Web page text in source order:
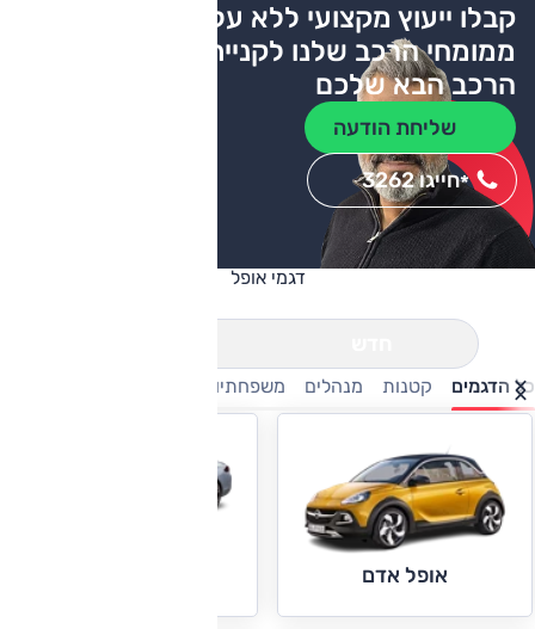
קבלו ייעוץ מקצועי ללא עלות
ממומחי הרכב שלנו לקניית
הרכב הבא שלכם
שליחת הודעה
חייגו 3262*
דגמי אופל
כל הדגמים קטנות מנהלים משפחתיות
אופל אדם